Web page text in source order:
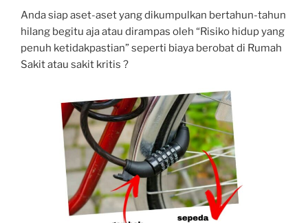
Anda siap aset-aset yang dikumpulkan bertahun-tahun
hilang begitu aja atau dirampas oleh “Risiko hidup yang
penuh ketidakpastian” seperti biaya berobat di Rumah
Sakit atau sakit kritis ?